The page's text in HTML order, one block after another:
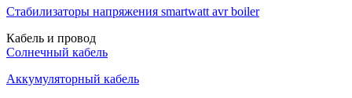
Стабилизаторы напряжения smartwatt avr boiler
Кабель и провод
Солнечный кабель
Аккумуляторный кабель